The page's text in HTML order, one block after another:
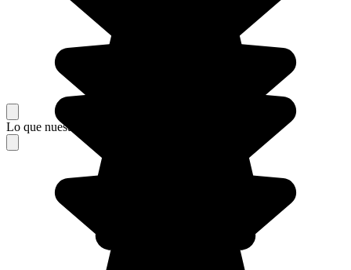
Lo que nuestros viajeros piensan de su estancia